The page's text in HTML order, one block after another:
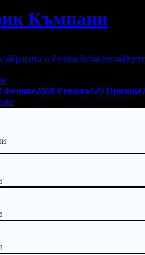
Къмпани
Красота и РелаксЗабавления
Фенове2008 Ревюта129 Призове